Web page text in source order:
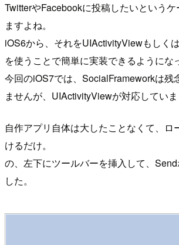
TwitterやFacebookに投稿したいという
ますよね。
iOS6から、それをUIActivityViewもしく
を使うことで簡単に実装できるようにな
今回のiOS7では、SocialFrameworkは残
ませんが、UIActivityViewが対応していま
自作アプリ自体は大したことなくて、ロ
けるだけ。
の、左下にツールバーを挿入して、
した。